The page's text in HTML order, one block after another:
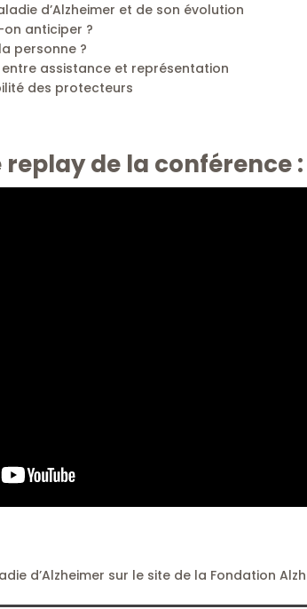
d’Alzheimer et de son évolution
anticiper ?
personne ?
assistance et représentation
des protecteurs
replay de la conférence :
d’Alzheimer sur le site de la Fondation